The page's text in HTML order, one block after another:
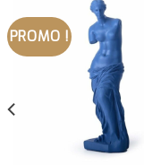
PROMO !